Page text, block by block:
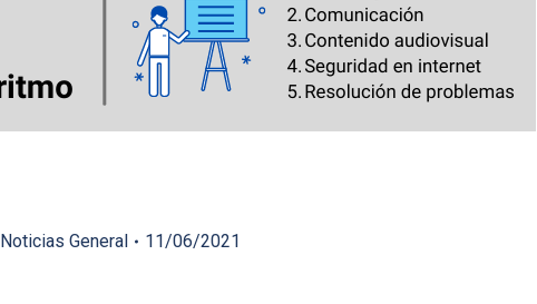
Noticias General 11/06/2021